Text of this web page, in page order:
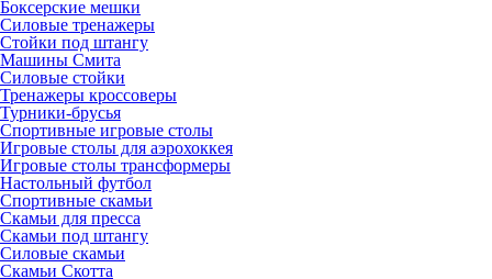
Боксерские мешки
Силовые тренажеры
Стойки под штангу
Машины Смита
Силовые стойки
Тренажеры кроссоверы
Турники-брусья
Спортивные игровые столы
Игровые столы для аэрохоккея
Игровые столы трансформеры
Настольный футбол
Спортивные скамьи
Скамьи для пресса
Скамьи под штангу
Силовые скамьи
Скамьи Скотта